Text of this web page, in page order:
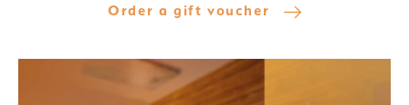
Order a gift voucher